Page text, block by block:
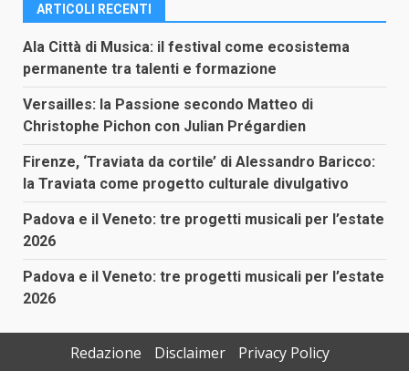
ARTICOLI RECENTI
Ala Città di Musica: il festival come ecosistema
permanente tra talenti e formazione
Versailles: la Passione secondo Matteo di
Christophe Pichon con Julian Prégardien
Firenze, ‘Traviata da cortile’ di Alessandro Baricco:
la Traviata come progetto culturale divulgativo
Padova e il Veneto: tre progetti musicali per l’estate
2026
Padova e il Veneto: tre progetti musicali per l’estate
2026
Redazione Disclaimer Privacy Policy